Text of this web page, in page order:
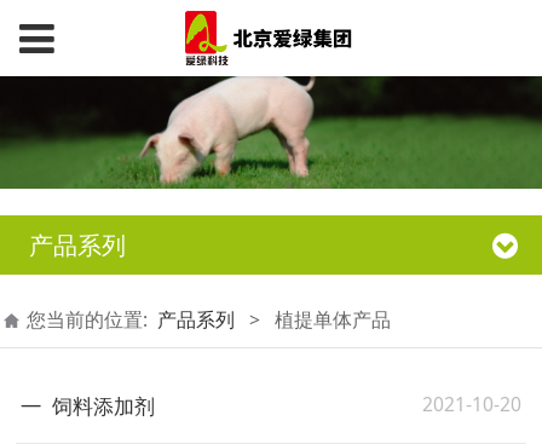
产品系列
您当前的位置: 产品系列 > 植提单体产品
饲料添加剂 2021-10-20